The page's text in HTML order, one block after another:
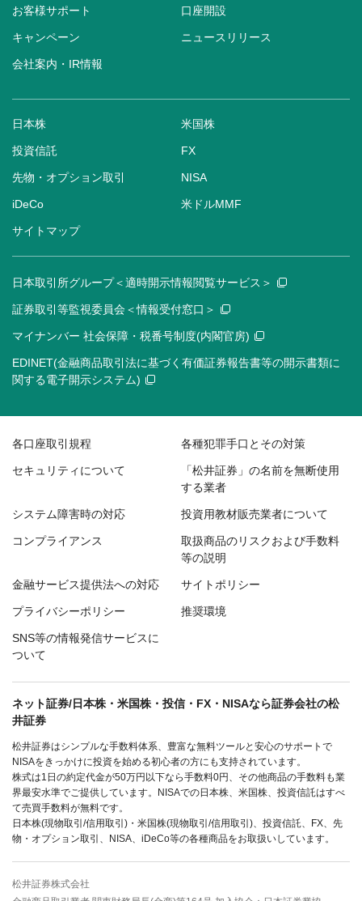
お客様サポート 口座開設
キャンペーン ニュースリリース
会社案内・IR情報
日本株 米国株
投資信託 FX
先物・オプション取引 NISA
iDeCo 米ドルMMF
サイトマップ
日本取引所グループ＜適時開示情報閲覧サービス＞
証券取引等監視委員会＜情報受付窓口＞
マイナンバー 社会保障・税番号制度(内閣官房)
EDINET(金融商品取引法に基づく有価証券報告書等の開示書類に
関する電子開示システム)
各口座取引規程 各種犯罪手口とその対策
セキュリティについて
「松井証券」の名前を無断使用
する業者
システム障害時の対応 投資用教材販売業者について
コンプライアンス
取扱商品のリスクおよび手数料
等の説明
金融サービス提供法への対応 サイトポリシー
プライバシーポリシー 推奨環境
SNS等の情報発信サービスに
ついて
ネット証券/日本株・米国株・投信・FX・NISAなら証券会社の松
井証券
松井証券はシンプルな手数料体系、豊富な無料ツールと安心のサポートで
NISAをきっかけに投資を始める初心者の方にも支持されています。
株式は1日の約定代金が50万円以下なら手数料0円、その他商品の手数料も業
界最安水準でご提供しています。NISAでの日本株、米国株、投資信託はすべ
て売買手数料が無料です。
日本株(現物取引/信用取引)・米国株(現物取引/信用取引)、投資信託、FX、先
物・オプション取引、NISA、iDeCo等の各種商品をお取扱いしています。
松井証券株式会社